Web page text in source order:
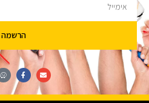
הרשמה